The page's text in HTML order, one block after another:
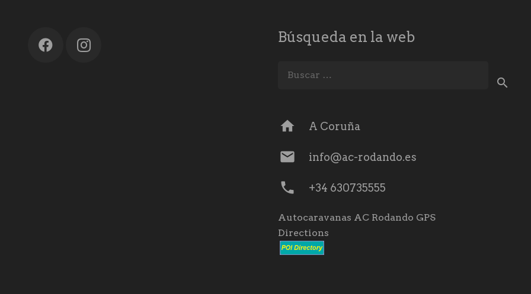
Búsqueda en la web
home A Coruña
mail info@ac-rodando.es
phone +34 630735555
Autocaravanas AC Rodando GPS
Directions